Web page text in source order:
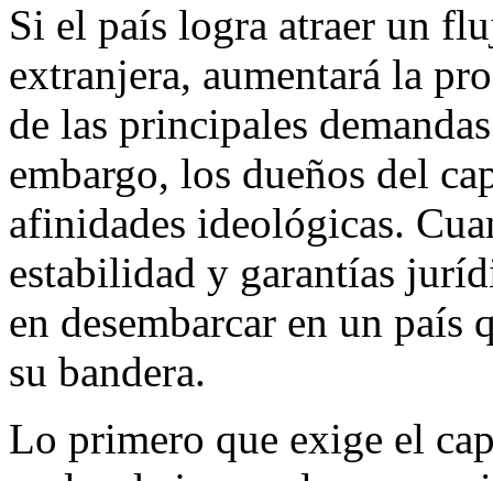
Si el país logra atraer un
extranjera, aumentará la
de las principales
embargo, los dueños del
afinidades ideológicas.
estabilidad y garantías
en desembarcar en un
su bandera.
Lo primero que exige el